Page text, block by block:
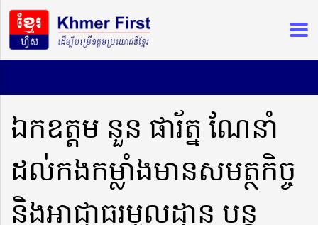
ឯកឧត្តម នួន ផារ័ត្ន ណែនាំ
ដល់កងកម្លាំងមានសមត្ថកិច្ច
និងអាជ្ញាធរមូលដ្ឋាន បន្ត